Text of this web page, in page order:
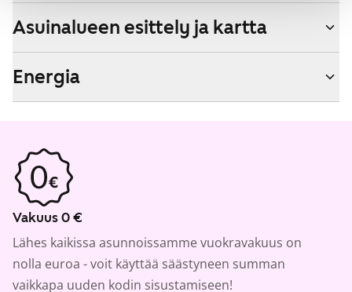
Asuinalueen esittely ja kartta
Energia
Vakuus 0 €
Lähes kaikissa asunnoissamme vuokravakuus on
nolla euroa - voit käyttää säästyneen summan
vaikkapa uuden kodin sisustamiseen!